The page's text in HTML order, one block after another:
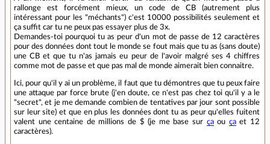
rallonge est forcément mieux, un code de CB (autrement plus
intéressant pour les "méchants") c'est 10000 possibilités seulement et
ça suffit car tu ne peux pas essayer plus de 3x.
Demandes-toi pourquoi tu as peur d'un mot de passe de 12 caractères
pour des données dont tout le monde se fout mais que tu as (sans doute)
une CB et que tu n'as jamais eu peur de l'avoir malgré ses 4 chiffres
comme mot de passe et que pas mal de monde aimerait bien connaitre.
Ici, pour qu'il y ai un problème, il faut que tu démontres que tu peux faire
une attaque par force brute (j'en doute, ce n'est pas chez toi qu'il y a le
"secret", et je me demande combien de tentatives par jour sont possible
sur leur site) et que en plus les données dont tu as peur qu'elles fuitent
valent une centaine de millions de $ (je me base sur çaou çaet 12
caractères).